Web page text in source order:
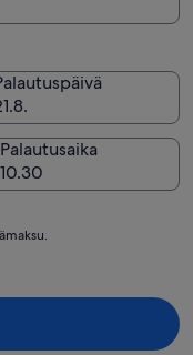
Palautusaika